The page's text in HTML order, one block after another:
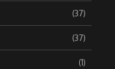
(37)
(37)
(1)